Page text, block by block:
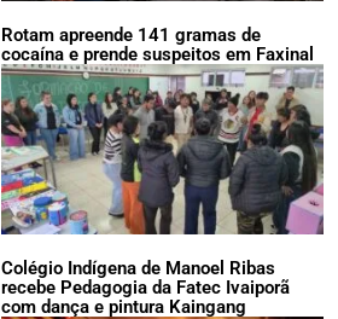
Rotam apreende 141 gramas de
cocaína e prende suspeitos em Faxinal
Colégio Indígena de Manoel Ribas
recebe Pedagogia da Fatec Ivaiporã
com dança e pintura Kaingang